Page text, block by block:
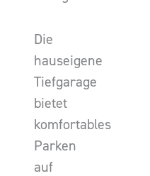
Die
hauseigene
Tiefgarage
bietet
komfortables
Parken
auf